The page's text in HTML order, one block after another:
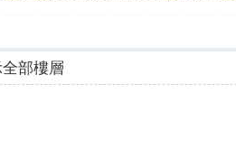
部樓層